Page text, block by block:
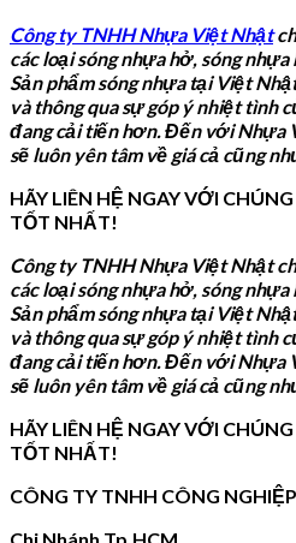
Công ty TNHH Nhựa Việt Nhật
các loại sóng nhựa hở, sóng
Sản phẩm sóng nhựa tại Việt
và thông qua sự góp ý nhiệt tình
đang cải tiến hơn. Đến với Nhựa
sẽ luôn yên tâm về giá cả cũng
HÃY LIÊN HỆ NGAY VỚI
TỐT NHẤT!
Công ty TNHH Nhựa Việt Nhật
các loại sóng nhựa hở, sóng
Sản phẩm sóng nhựa tại Việt
và thông qua sự góp ý nhiệt tình
đang cải tiến hơn. Đến với Nhựa
sẽ luôn yên tâm về giá cả cũng
HÃY LIÊN HỆ NGAY VỚI
TỐT NHẤT!
CÔNG TY TNHH CÔNG